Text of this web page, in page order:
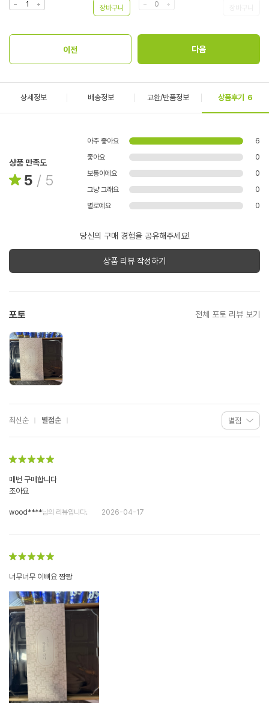
상세정보 배송정보 교환/반품정보 상품후기 6
상품 만족도
5 / 5
아주 좋아요
6
좋아요
0
보통이에요
0
그냥 그래요
0
별로예요
0
당신의 구매 경험을 공유해주세요!
상품 리뷰 작성하기
포토 전체 포토 리뷰 보기
최신순 별점순
매번 구매합니다
조아요
wood****님의 리뷰입니다. 2026-04-17
너무너무 이뻐요 짱짱